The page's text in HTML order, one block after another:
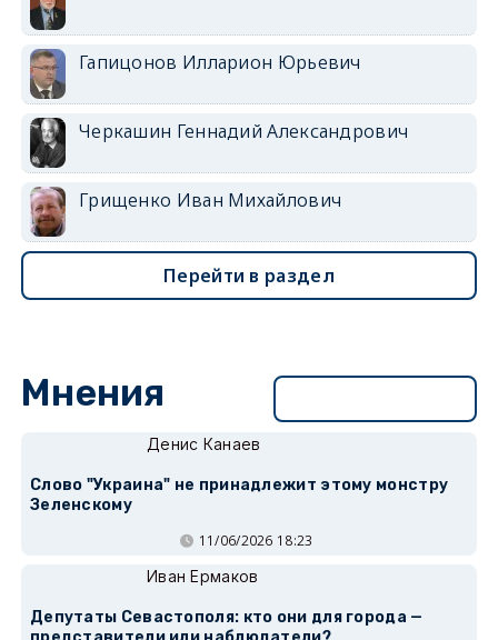
Гапицонов Илларион Юрьевич
Черкашин Геннадий Александрович
Грищенко Иван Михайлович
Перейти в раздел
Мнения
Денис Канаев
Слово "Украина" не принадлежит этому монстру
Зеленскому
11/06/2026 18:23
Иван Ермаков
Депутаты Севастополя: кто они для города —